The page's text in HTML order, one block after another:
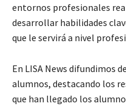
entornos profesionales
desarrollar habilidades
que le servirá a nivel
En LISA News difundimos
alumnos, destacando los
que han llegado los